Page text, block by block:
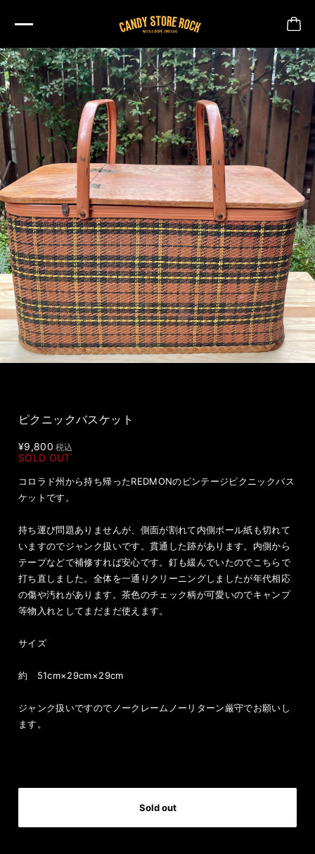
ピクニックバスケット
¥9,800 税込
SOLD OUT
コロラド州から持ち帰ったREDMONのビンテージピクニックバス
ケットです。
持ち運び問題ありませんが、側面が割れて内側ボール紙も切れて
いますのでジャンク扱いです。貫通した跡があります。内側から
テープなどで補修すれば安心です。釘も緩んでいたのでこちらで
打ち直しました。全体を一通りクリーニングしましたが年代相応
の傷や汚れがあります。茶色のチェック柄が可愛いのでキャンプ
等物入れとしてまだまだ使えます。
サイズ
約 51cm×29cm×29cm
ジャンク扱いですのでノークレームノーリターン厳守でお願いし
ます。
Sold out